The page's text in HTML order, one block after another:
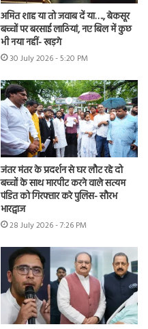
अमित शाह या तो जवाब दें या…., बेकसूर
बच्चों पर बरसाई लाठियां, नए बिल में कुछ
भी नया नहीं- खड़गे
30 July 2026 - 5:20 PM
जंतर मंतर के प्रदर्शन से घर लौट रहे दो
बच्चों के साथ मारपीट करने वाले सत्यम
पंडित को गिरफ्तार करे पुलिस- सौरभ
भारद्वाज
28 July 2026 - 7:26 PM